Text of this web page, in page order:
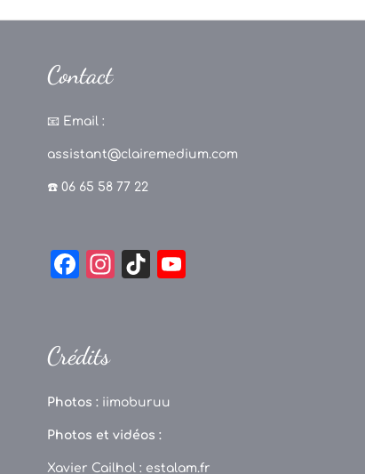
Contact
📧 Email :
assistant@clairemedium.com
☎️ 06 65 58 77 22
F
e
o
o
k
In
a
m
Ti
C
Crédits
Photos : iimoburuu
Photos et vidéos :
Xavier Cailhol : estalam.fr